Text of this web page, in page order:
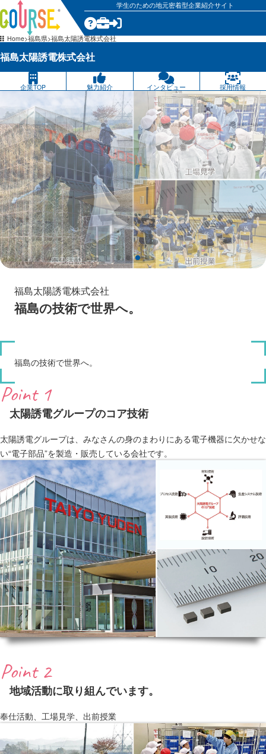
学生のための地元密着型企業紹介サイト
Home 福島県 福島太陽誘電株式会社
福島太陽誘電株式会社
企業TOP 魅力紹介 インタビュー 採用情報
福島太陽誘電株式会社
福島の技術で世界へ。
福島の技術で世界へ。
Point 1
太陽誘電グループのコア技術
太陽誘電グループは、みなさんの身のまわりにある電子機器に欠かせな
い“電子部品”を製造・販売している会社です。
Point 2
地域活動に取り組んでいます。
奉仕活動、工場見学、出前授業